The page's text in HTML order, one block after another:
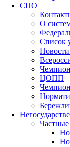
СПО
О
Список
ЦОПП
Частные